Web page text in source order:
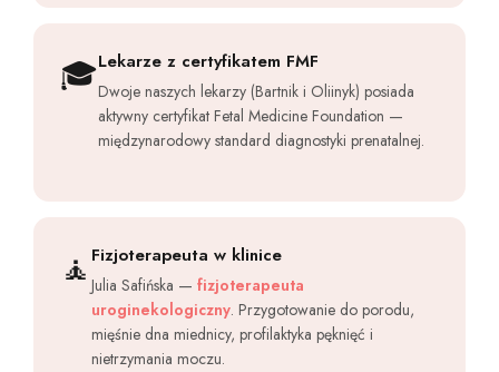
🎓Lekarze z certyfikatem FMF
Dwoje naszych lekarzy (Bartnik i Oliinyk) posiada
aktywny certyfikat Fetal Medicine Foundation —
międzynarodowy standard diagnostyki prenatalnej.
🧘 Fizjoterapeuta w klinice
Julia Safińska — fizjoterapeuta
uroginekologiczny. Przygotowanie do porodu,
mięśnie dna miednicy, profilaktyka pęknięć i
nietrzymania moczu.